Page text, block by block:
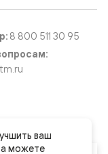
8 800 511 30 95
ваш
можете